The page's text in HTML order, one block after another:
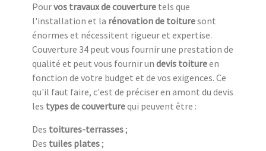
Pourvos travaux de couverture tels que
l'installation et la rénovation de toituresont
énormes et nécessitent rigueur et expertise.
Couverture 34 peut vous fournir une prestation de
qualité et peut vous fournir un devis toitureen
fonction de votre budget et de vos exigences. Ce
qu'il faut faire, c'est de préciser en amont du devis
les types de couverturequi peuvent être :
Des toitures-terrasses;
Des tuiles plates;